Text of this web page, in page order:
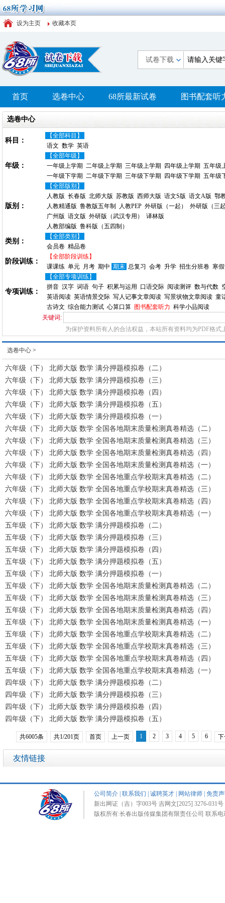
设为主页 收藏本页
试卷下载
首页 选卷中心 68所最新试卷 图书配套听
选卷中心
科目：
【全部科目】
语文 数学 英语
年级：
【全部年级】
一年级上学期 二年级上学期 三年级上学期 四年级上学期 五年级
一年级下学期 二年级下学期 三年级下学期 四年级下学期 五年级
版别：
【全部版别】
人教版 长春版 北师大版 苏教版 西师大版 语文S版 语文A版 鄂
人教精通版 鲁教版五年制 人教PEP 外研版（一起）
外研版（三
广州版 语文版 外研版（武汉专用）
译林版
人教部编版 鲁科版（五四制）
类别：
【全部类别】
会员卷 精品卷
阶段训练：
【全部阶段训练】
课课练 单元 月考 期中 期末 总复习 会考 升学 招生分班卷 寒
专项训练：
【全部专项训练】
拼音 汉字 词语 句子 积累与运用 口语交际 阅读测评 数与代数
英语阅读 英语情景交际 写人记事文章阅读 写景状物文章阅读 童
古诗文 综合能力测试 心算口算 图书配套听力 科学小品阅读
关键词:
为保护资料所有人的合法权益，本站所有资料均为PDF格式
选卷中心 >
六年级（下） 北师大版 数学 满分押题模拟卷（二）
六年级（下） 北师大版 数学 满分押题模拟卷（三）
六年级（下） 北师大版 数学 满分押题模拟卷（四）
六年级（下） 北师大版 数学 满分押题模拟卷（五）
六年级（下） 北师大版 数学 满分押题模拟卷（一）
六年级（下） 北师大版 数学 全国各地期末质量检测真卷精选（二）
六年级（下） 北师大版 数学 全国各地期末质量检测真卷精选（三）
六年级（下） 北师大版 数学 全国各地期末质量检测真卷精选（四）
六年级（下） 北师大版 数学 全国各地期末质量检测真卷精选（一）
六年级（下） 北师大版 数学 全国各地重点学校期末真卷精选（二）
六年级（下） 北师大版 数学 全国各地重点学校期末真卷精选（三）
六年级（下） 北师大版 数学 全国各地重点学校期末真卷精选（四）
六年级（下） 北师大版 数学 全国各地重点学校期末真卷精选（一）
五年级（下） 北师大版 数学 满分押题模拟卷（二）
五年级（下） 北师大版 数学 满分押题模拟卷（三）
五年级（下） 北师大版 数学 满分押题模拟卷（四）
五年级（下） 北师大版 数学 满分押题模拟卷（五）
五年级（下） 北师大版 数学 满分押题模拟卷（一）
五年级（下） 北师大版 数学 全国各地期末质量检测真卷精选（二）
五年级（下） 北师大版 数学 全国各地期末质量检测真卷精选（三）
五年级（下） 北师大版 数学 全国各地期末质量检测真卷精选（四）
五年级（下） 北师大版 数学 全国各地期末质量检测真卷精选（一）
五年级（下） 北师大版 数学 全国各地重点学校期末真卷精选（二）
五年级（下） 北师大版 数学 全国各地重点学校期末真卷精选（三）
五年级（下） 北师大版 数学 全国各地重点学校期末真卷精选（四）
五年级（下） 北师大版 数学 全国各地重点学校期末真卷精选（一）
四年级（下） 北师大版 数学 满分押题模拟卷（二）
四年级（下） 北师大版 数学 满分押题模拟卷（三）
四年级（下） 北师大版 数学 满分押题模拟卷（四）
四年级（下） 北师大版 数学 满分押题模拟卷（五）
共6005条 共1/201页 首页 上一页 1 2 3 4 5 6
友情链接
公司简介 联系我们 诚聘英才 网站律师 免责
新出网证（吉）字003号 吉网文[2025] 3276-031
版权所有:长春出版传媒集团有限责任公司 联系电